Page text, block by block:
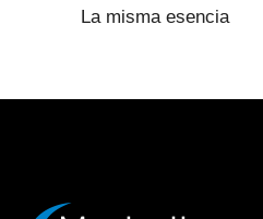
La misma esencia